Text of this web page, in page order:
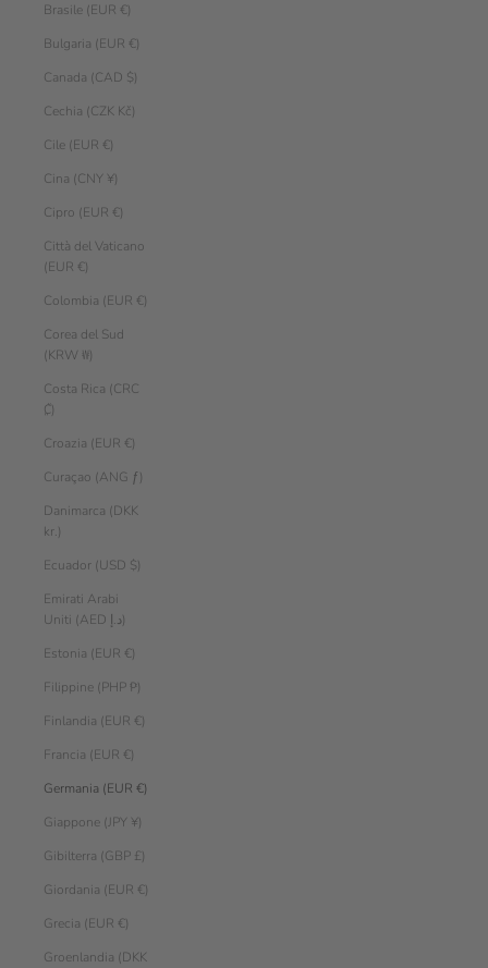
Brasile (EUR €)
Bulgaria (EUR €)
Canada (CAD $)
Cechia (CZK Kč)
Cile (EUR €)
Cina (CNY ¥)
Cipro (EUR €)
Città del Vaticano
(EUR €)
Colombia (EUR €)
Corea del Sud
(KRW ₩)
Costa Rica (CRC
₡)
Croazia (EUR €)
Curaçao (ANG ƒ)
Danimarca (DKK
kr.)
Ecuador (USD $)
Emirati Arabi
Uniti (AED د.إ)
Estonia (EUR €)
Filippine (PHP ₱)
Finlandia (EUR €)
Francia (EUR €)
Germania (EUR €)
Giappone (JPY ¥)
Gibilterra (GBP £)
Giordania (EUR €)
Grecia (EUR €)
Groenlandia (DKK